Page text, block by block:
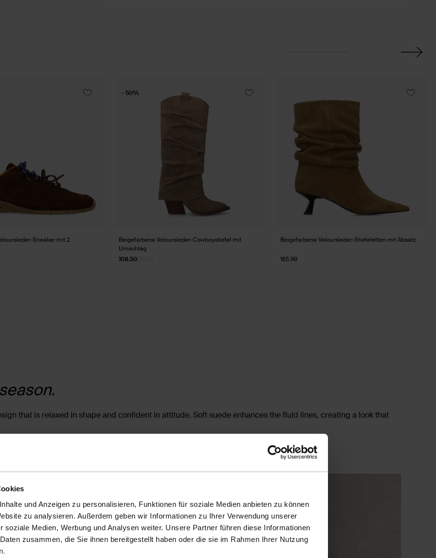
und Anzeigen zu personalisieren, Funktionen für soziale Medien anbieten zu können
zu analysieren. Außerdem geben wir Informationen zu Ihrer Verwendung unserer
soziale Medien, Werbung und Analysen weiter. Unsere Partner führen diese Informationen
zusammen, die Sie ihnen bereitgestellt haben oder die sie im Rahmen Ihrer Nutzung
Sneaker mit 2
Beigefarbene Veloursleder-Cowboystiefel mit
Umschlag
108.50
- 50%
Beigefarbene Veloursleder-Stiefeletten mit Absatz
165.99
that is relaxed in shape and confident in attitude. Soft suede enhances the fluid lines, creating a look that